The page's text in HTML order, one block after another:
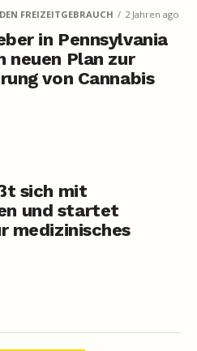
FREIZEITGEBRAUCH 2 Jahren ago
in Pennsylvania
neuen Plan zur
von Cannabis
sich mit
und startet
medizinisches